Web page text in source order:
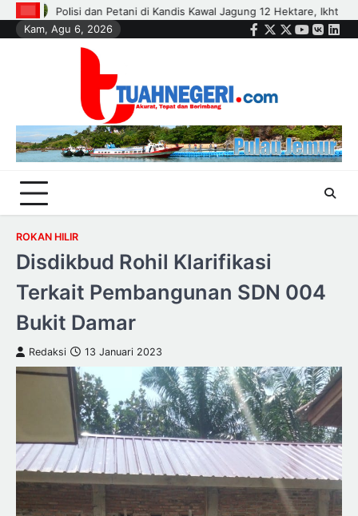
Skip
to
Menjaga Ketahanan Pangan
KKIH Gelar Upgrading Leadership
Kam, Agu 6, 2026
Facebook
Twitter
Instagram
Youtube
VK
ROKAN HILIR
Disdikbud Rohil Klarifikasi
Terkait Pembangunan SDN 004
Bukit Damar
Redaksi 13 Januari 2023